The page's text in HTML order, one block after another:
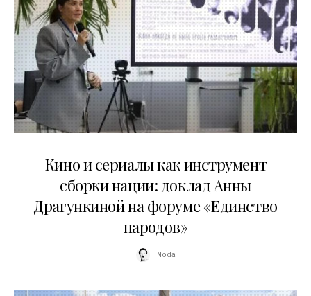
Кино и сериалы как инструмент
сборки нации: доклад Анны
Драгункиной на форуме «Единство
народов»
Moda